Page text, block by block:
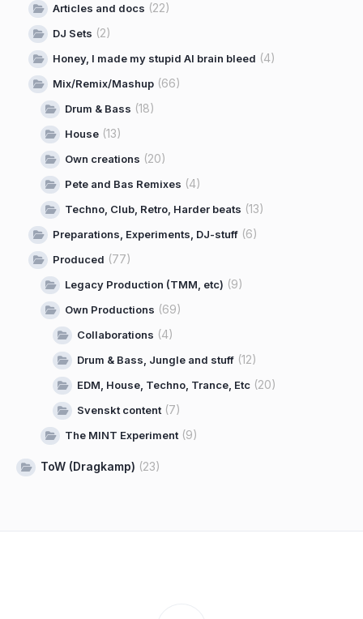
Articles and docs (22)
DJ Sets (2)
Honey, I made my stupid AI brain bleed (4)
Mix/Remix/Mashup (66)
Drum & Bass (18)
House (13)
Own creations (20)
Pete and Bas Remixes (4)
Techno, Club, Retro, Harder beats (13)
Preparations, Experiments, DJ-stuff (6)
Produced (77)
Legacy Production (TMM, etc) (9)
Own Productions (69)
Collaborations (4)
Drum & Bass, Jungle and stuff (12)
EDM, House, Techno, Trance, Etc (20)
Svenskt content(7)
The MINT Experiment(9)
ToW (Dragkamp) (23)